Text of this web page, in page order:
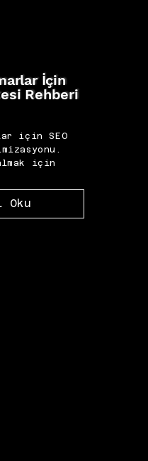
İçin
Rehberi
için SEO
için
Oku